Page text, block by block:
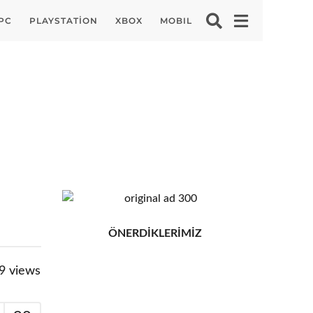
PLAYSTATION XBOX MOBIL
views
ÖNERDİKLERİMİZ